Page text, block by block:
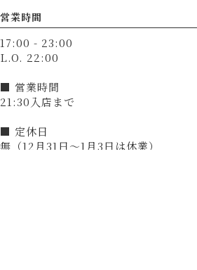
営業時間
17:00 - 23:00
L.O. 22:00
■ 営業時間
21:30入店まで
■ 定休日
無（12月31日～1月3日は休業）